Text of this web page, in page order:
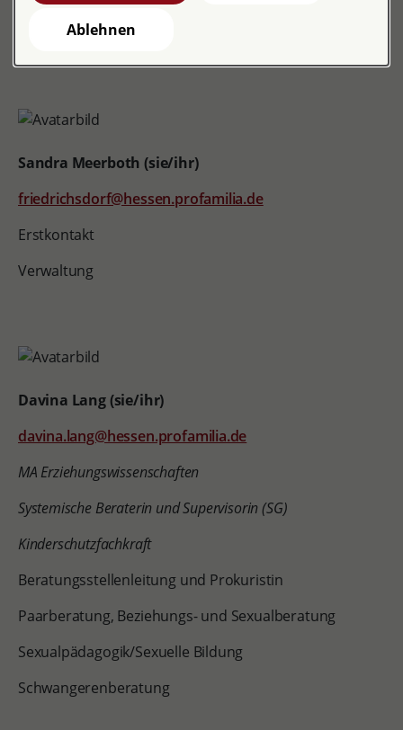
Sandra Meerboth (sie/ihr)
friedrichsdorf@hessen.profamilia.de
Erstkontakt
Verwaltung
Davina Lang (sie/ihr)
davina.lang@hessen.profamilia.de
MA Erziehungswissenschaften
Systemische Beraterin und Supervisorin (SG)
Kinderschutzfachkraft
Beratungsstellenleitung und Prokuristin
Paarberatung, Beziehungs- und Sexualberatung
Sexualpädagogik/Sexuelle Bildung
Schwangerenberatung
Ablehnen